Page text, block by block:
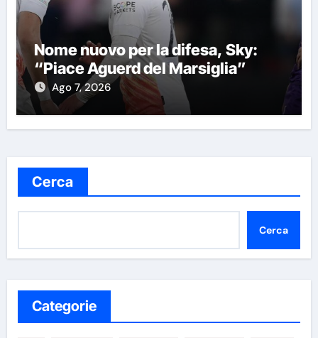
Nome nuovo per la difesa, Sky:
“Piace Aguerd del Marsiglia”
Ago 7, 2026
Cerca
Cerca
Categorie